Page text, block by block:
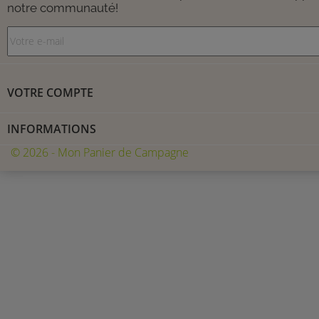
notre communauté!
VOTRE COMPTE
INFORMATIONS
© 2026 - Mon Panier de Campagne